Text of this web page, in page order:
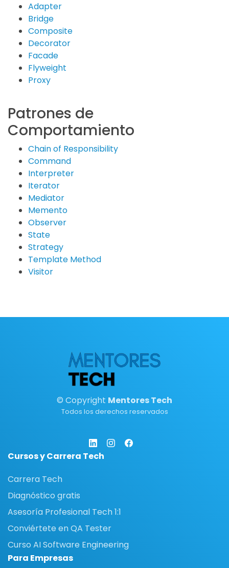
Adapter
Bridge
Composite
Decorator
Facade
Flyweight
Proxy
Patrones de
Comportamiento
Chain of Responsibility
Command
Interpreter
Iterator
Mediator
Memento
Observer
State
Strategy
Template Method
Visitor
© Copyright Mentores Tech
Todos los derechos reservados
Cursos y Carrera Tech
Carrera Tech
Diagnóstico gratis
Asesoría Profesional Tech 1:1
Conviértete en QA Tester
Curso AI Software Engineering
Para Empresas